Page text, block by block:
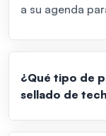
a su agenda
¿Qué tipo de
sellado de